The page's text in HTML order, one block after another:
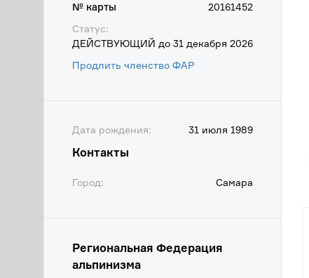
№ карты
20161452
Статус:
ДЕЙСТВУЮЩИЙ до 31 декабря 2026
Продлить членство ФАР
Дата рождения: 31 июля 1989
Контакты
Город: Самара
Региональная Федерация
альпинизма